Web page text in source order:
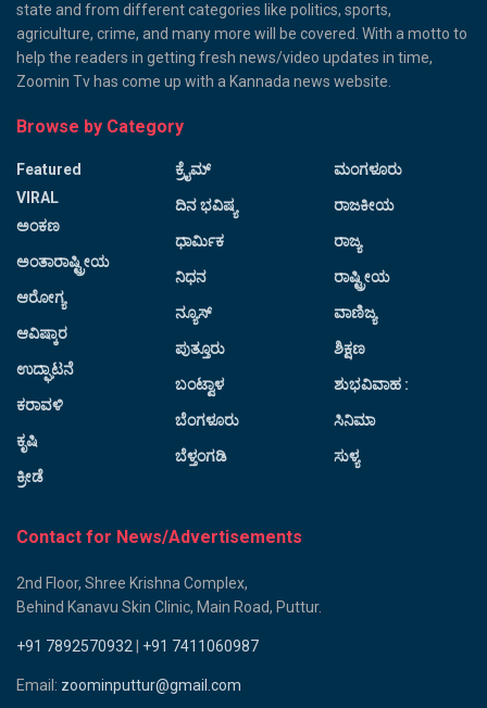
state and from different categories like politics, sports,
agriculture, crime, and many more will be covered. With a motto to
help the readers in getting fresh news/video updates in time,
Zoomin Tv has come up with a Kannada news website.
Browse by Category
Featured
VIRAL
ಅಂಕಣ
ಅಂತಾರಾಷ್ಟ್ರೀಯ
ಆರೋಗ್ಯ
ಆವಿಷ್ಕಾರ
ಉದ್ಘಾಟನೆ
ಕರಾವಳಿ
ಕೃಷಿ
ಕ್ರೀಡೆ
ಕ್ರೈಮ್
ದಿನ ಭವಿಷ್ಯ
ಧಾರ್ಮಿಕ
ನಿಧನ
ನ್ಯೂಸ್
ಪುತ್ತೂರು
ಬಂಟ್ವಾಳ
ಬೆಂಗಳೂರು
ಬೆಳ್ತಂಗಡಿ
ಮಂಗಳೂರು
ರಾಜಕೀಯ
ರಾಜ್ಯ
ರಾಷ್ಟ್ರೀಯ
ವಾಣಿಜ್ಯ
ಶಿಕ್ಷಣ
ಶುಭವಿವಾಹ :
ಸಿನಿಮಾ
ಸುಳ್ಯ
Contact for News/Advertisements
2nd Floor, Shree Krishna Complex,
Behind Kanavu Skin Clinic, Main Road, Puttur.
+91 7892570932 +91 7411060987
Email: zoominputtur@gmail.com